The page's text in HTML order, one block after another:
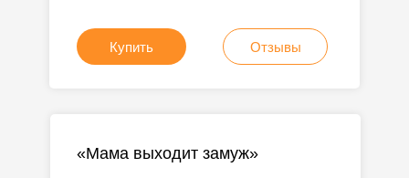
Отзывы
Купить
«Мама выходит замуж»